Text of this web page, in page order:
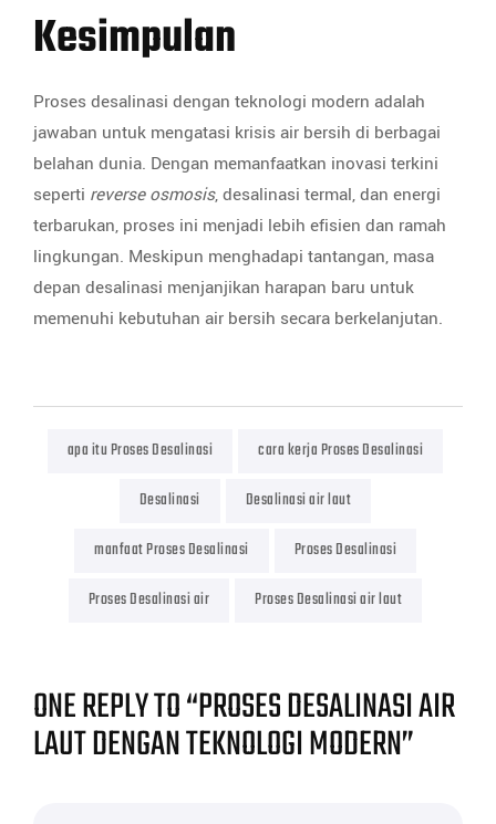
Kesimpulan
Proses desalinasi dengan teknologi modern adalah
jawaban untuk mengatasi krisis air bersih di berbagai
belahan dunia. Dengan memanfaatkan inovasi terkini
seperti reverse osmosis, desalinasi termal, dan energi
terbarukan, proses ini menjadi lebih efisien dan ramah
lingkungan. Meskipun menghadapi tantangan, masa
depan desalinasi menjanjikan harapan baru untuk
memenuhi kebutuhan air bersih secara berkelanjutan.
apa itu Proses Desalinasi
cara kerja Proses Desalinasi
Desalinasi
Desalinasi air laut
manfaat Proses Desalinasi
Proses Desalinasi
Proses Desalinasi air
Proses Desalinasi air laut
ONE REPLY TO “PROSES DESALINASI AIR
LAUT DENGAN TEKNOLOGI MODERN”